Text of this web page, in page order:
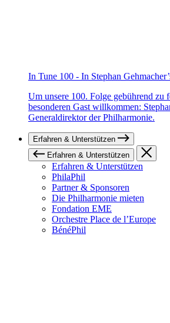
In Tune 100 - In Stephan
Um unsere 100. Folge gebührend zu
besonderen Gast willkommen:
Generaldirektor der Philharmonie.
Erfahren & Unterstützen
Erfahren & Unterstützen
Erfahren & Unterstützen
PhilaPhil
Partner & Sponsoren
Die Philharmonie mieten
Fondation EME
Orchestre Place de l’Europe
BénéPhil